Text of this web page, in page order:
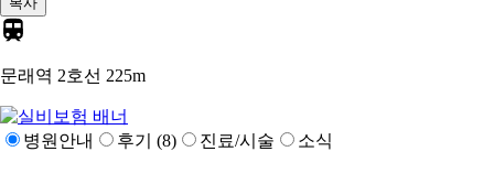
문래역 2호선 225m
병원안내 후기 (8) 진료/시술 소식